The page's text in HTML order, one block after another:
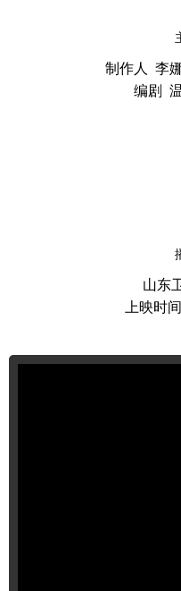
制作人
编剧
山东
上映时